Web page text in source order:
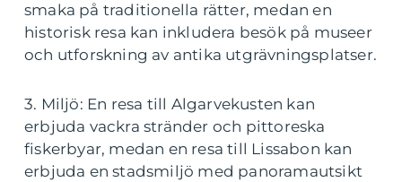
smaka på traditionella rätter, medan en
historisk resa kan inkludera besök på museer
och utforskning av antika utgrävningsplatser.
3. Miljö: En resa till Algarvekusten kan
erbjuda vackra stränder och pittoreska
fiskerbyar, medan en resa till Lissabon kan
erbjuda en stadsmiljö med panoramautsikt